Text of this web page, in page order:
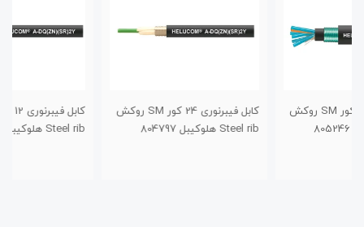
کابل فیبرنوری 24 کور SM روکش
Steel rib هلوکیبل 804797
کابل فیبرنوری 12 کور SM روکش
Steel rib هلوکیبل 803928